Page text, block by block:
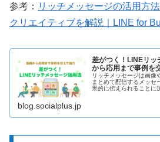
参考： リッチメッセージの活用方
クリエイティブを解説｜LINE for
差がつく！LINEリッ
から応用まで事例を
リッチメッセージは画像
まとめて配信するメッセ
果的に伝えられることに
活用法や、効果を高め
blog.socialplus.jp